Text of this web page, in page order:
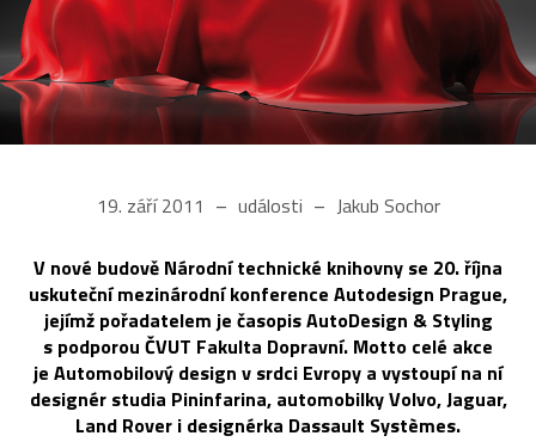
19. září 2011 události Jakub Sochor
V nové budově Národní technické knihovny se 20. října
uskuteční mezinárodní konference Autodesign Prague,
jejímž pořadatelem je časopis AutoDesign & Styling
s podporou ČVUT Fakulta Dopravní. Motto celé akce
je Automobilový design v srdci Evropy a vystoupí na ní
designér studia Pininfarina, automobilky Volvo, Jaguar,
Land Rover i designérka Dassault Systèmes.